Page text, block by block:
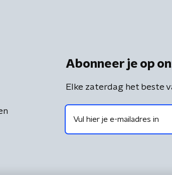
Abonneer je op
Elke zaterdag het beste